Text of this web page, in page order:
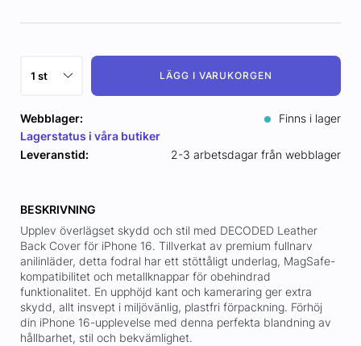
LÄGG I VARUKORGEN
Webblager:
Finns i lager
Lagerstatus i våra butiker
Leveranstid:
2-3 arbetsdagar från webblager
BESKRIVNING
Upplev överlägset skydd och stil med DECODED Leather
Back Cover för iPhone 16. Tillverkat av premium fullnarv
anilinläder, detta fodral har ett stöttåligt underlag, MagSafe-
kompatibilitet och metallknappar för obehindrad
funktionalitet. En upphöjd kant och kameraring ger extra
skydd, allt insvept i miljövänlig, plastfri förpackning. Förhöj
din iPhone 16-upplevelse med denna perfekta blandning av
hållbarhet, stil och bekvämlighet.